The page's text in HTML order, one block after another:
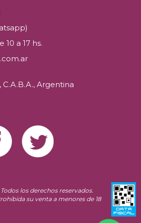
10 a 17 hs.
Argentina
los derechos reservados.
su venta a menores de 18